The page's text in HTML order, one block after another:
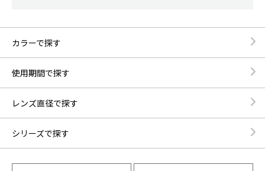
カラーで探す
使用期間で探す
レンズ直径で探す
シリーズで探す